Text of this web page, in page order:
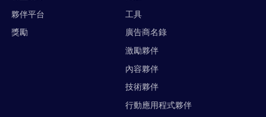
夥伴平台
獎勵
工具
廣告商名錄
激勵夥伴
內容夥伴
技術夥伴
行動應用程式夥伴